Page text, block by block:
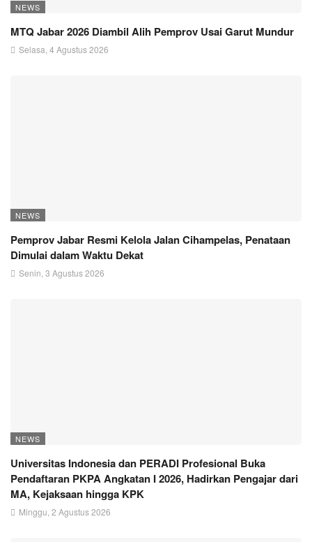
NEWS
MTQ Jabar 2026 Diambil Alih Pemprov Usai Garut Mundur
Selasa, 4 Agustus 2026
NEWS
Pemprov Jabar Resmi Kelola Jalan Cihampelas, Penataan
Dimulai dalam Waktu Dekat
Senin, 3 Agustus 2026
NEWS
Universitas Indonesia dan PERADI Profesional Buka
Pendaftaran PKPA Angkatan I 2026, Hadirkan Pengajar dari
MA, Kejaksaan hingga KPK
Minggu, 2 Agustus 2026